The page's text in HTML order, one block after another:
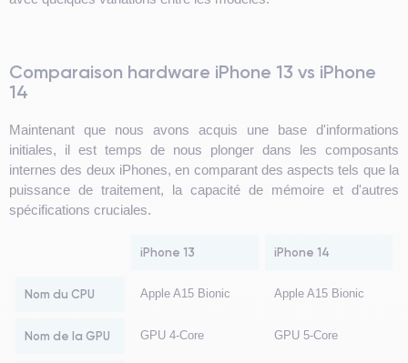
Comparaison hardware iPhone 13 vs iPhone
14
Maintenant que nous avons acquis une base d'informations
initiales, il est temps de nous plonger dans les composants
internes des deux iPhones, en comparant des aspects tels que la
puissance de traitement, la capacité de mémoire et d'autres
spécifications cruciales.
iPhone 13 iPhone 14
Nom du CPU Apple A15 Bionic Apple A15 Bionic
Nom de la GPU GPU 4-Core GPU 5-Core